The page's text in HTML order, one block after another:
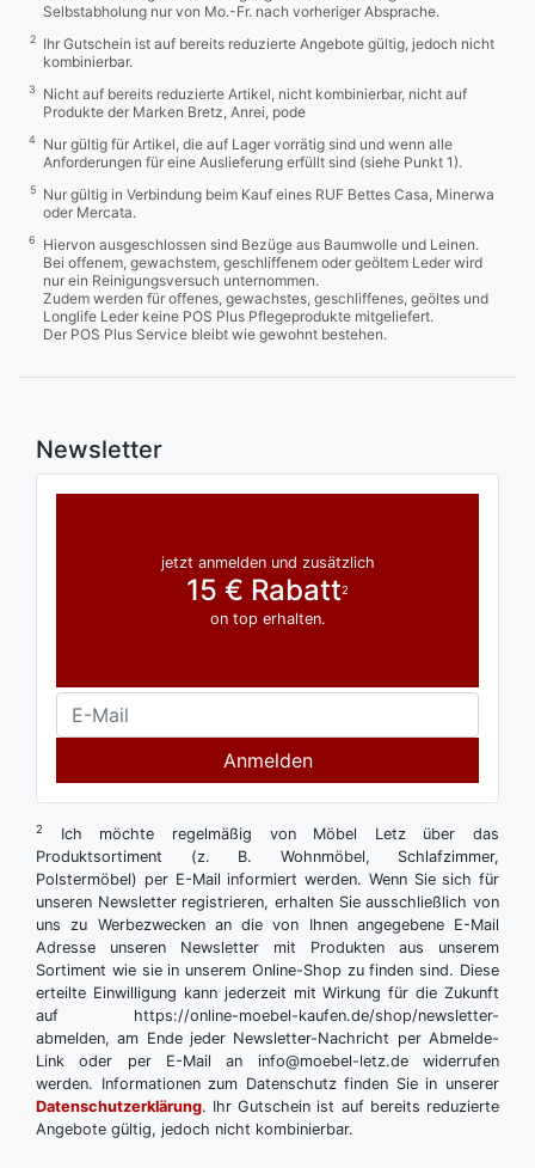
Selbstabholung nur von Mo.-Fr. nach vorheriger Absprache.
2
Ihr Gutschein ist auf bereits reduzierte Angebote gültig, jedoch nicht
kombinierbar.
3
Nicht auf bereits reduzierte Artikel, nicht kombinierbar, nicht auf
Produkte der Marken Bretz, Anrei, pode
4
Nur gültig für Artikel, die auf Lager vorrätig sind und wenn alle
Anforderungen für eine Auslieferung erfüllt sind (siehe Punkt 1).
5
Nur gültig in Verbindung beim Kauf eines RUF Bettes Casa, Minerwa
oder Mercata.
6
Hiervon ausgeschlossen sind Bezüge aus Baumwolle und Leinen.
Bei offenem, gewachstem, geschliffenem oder geöltem Leder wird
nur ein Reinigungsversuch unternommen.
Zudem werden für offenes, gewachstes, geschliffenes, geöltes und
Longlife Leder keine POS Plus Pflegeprodukte mitgeliefert.
Der POS Plus Service bleibt wie gewohnt bestehen.
Newsletter
jetzt anmelden und zusätzlich
15 € Rabatt2
on top erhalten.
Anmelden
2
Ich möchte regelmäßig von Möbel Letz über das
Produktsortiment (z. B. Wohnmöbel, Schlafzimmer,
Polstermöbel) per E-Mail informiert werden. Wenn Sie sich für
unseren Newsletter registrieren, erhalten Sie ausschließlich von
uns zu Werbezwecken an die von Ihnen angegebene E-Mail
Adresse unseren Newsletter mit Produkten aus unserem
Sortiment wie sie in unserem Online-Shop zu finden sind. Diese
erteilte Einwilligung kann jederzeit mit Wirkung für die Zukunft
auf https://online-moebel-kaufen.de/shop/newsletter-
abmelden, am Ende jeder Newsletter-Nachricht per Abmelde-
Link oder per E-Mail an info@moebel-letz.de widerrufen
werden. Informationen zum Datenschutz finden Sie in unserer
Datenschutzerklärung. Ihr Gutschein ist auf bereits reduzierte
Angebote gültig, jedoch nicht kombinierbar.